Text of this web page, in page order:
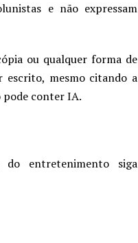
e não expressam
ou qualquer forma de
escrito, mesmo citando a
pode conter IA.
entretenimento siga